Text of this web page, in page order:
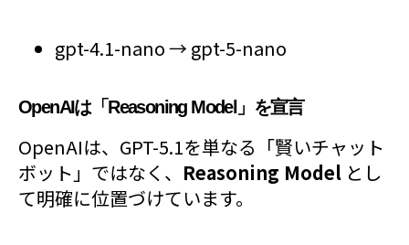
gpt-4.1-nano → gpt-5-nano
OpenAIは「Reasoning Model」を宣言
OpenAIは、GPT-5.1を単なる「賢いチャット
ボット」ではなく、 Reasoning Model とし
て明確に位置づけています。